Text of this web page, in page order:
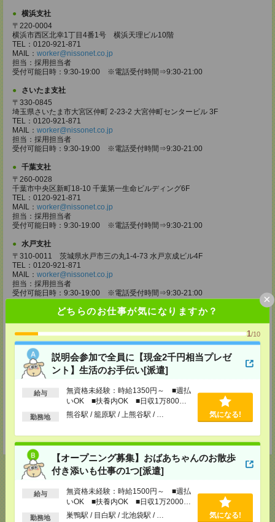
どちらのお仕事が気になりますか？
1/10
説明会参加で全員に【現金2千円相当プレゼ
ント】生活のお手伝い[派遣]
給与
無資格未経験：時給1350円～ ■週払
いOK ■扶養内OK ■日収1万800円
以上
勤務地 熊谷駅 / 籠原駅 / 上熊谷駅 / … 気になる!
【オープニング募集】おばあちゃんのお散歩
付き添いも仕事の1つ[派遣]
給与
無資格未経験：時給1500円～ ■週払
いOK ■扶養内OK ■日収1万2000円
以上
勤務地 巣鴨駅 / 目白駅 / 北池袋駅 / … 気になる!
×
横浜支社
〒220-0004
横浜市西区北幸1丁目4番1号 横浜天理ビル10階
TEL：0120-921-871
MAIL： worker@nissonet.co.jp
担当：採用担当者
受付可能日時：9:30-19:00 ※電話受付時間⇒9:30-21:00
さいたま支社
〒330-0845
埼玉県さいたま市大宮区仲町 2-23-2 大宮仲町センタービル 3F
TEL：0120-921-871
MAIL： worker@nissonet.co.jp
担当：採用担当者
受付可能日時：9:30-19:00 ※電話受付時間⇒9:30-21:00
千葉支社
〒260-0028
千葉市中央区新町18-10 千葉第一生命ビルディング6F
TEL：0120-921-871
MAIL： worker@nissonet.co.jp
担当：採用担当者
受付可能日時：9:30-19:00 ※電話受付時間⇒9:30-21:00
水戸支社
〒310-0011 茨城県水戸市三の丸1-4-73 水戸京成ビル4F
TEL：0120-921-871
MAIL： worker@nissonet.co.jp
担当：採用担当者
受付可能日時：9:30-19:00 ※電話受付時間⇒9:30-21:00
宇都宮支社
〒320-0811 栃木県宇都宮市大通り1-2-11 フコク生命ビル4F
TEL：0120-921-871
MAIL：worker@nissonet.co.jp
担当：採用担当者
受付可能日時：9:30-19:00 ※電話受付時間⇒9:30-21:00
高崎支社
埼玉県さいたま市大宮区仲町2-23-2 大宮仲町センタービル3F（さいたま
TEL：0120-921-871
MAIL：worker@nissonet.co.jp
受付可能日時：9:30-19:00 ※電話受付時間⇒9:30-21:00
応募ページへ